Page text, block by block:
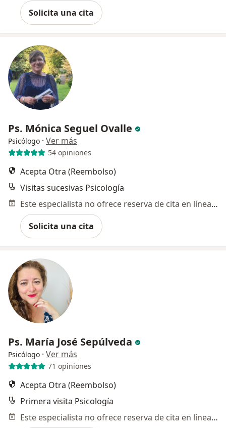
Solicita una cita
Ps. Mónica Seguel Ovalle
Psicólogo · Ver más
54 opiniones
Acepta Otra (Reembolso)
Visitas sucesivas Psicología
Este especialista no ofrece reserva de cita en línea en esta dirección.
Solicita una cita
Ps. María José Sepúlveda
Psicólogo · Ver más
71 opiniones
Acepta Otra (Reembolso)
Primera visita Psicología
Este especialista no ofrece reserva de cita en línea en esta dirección.